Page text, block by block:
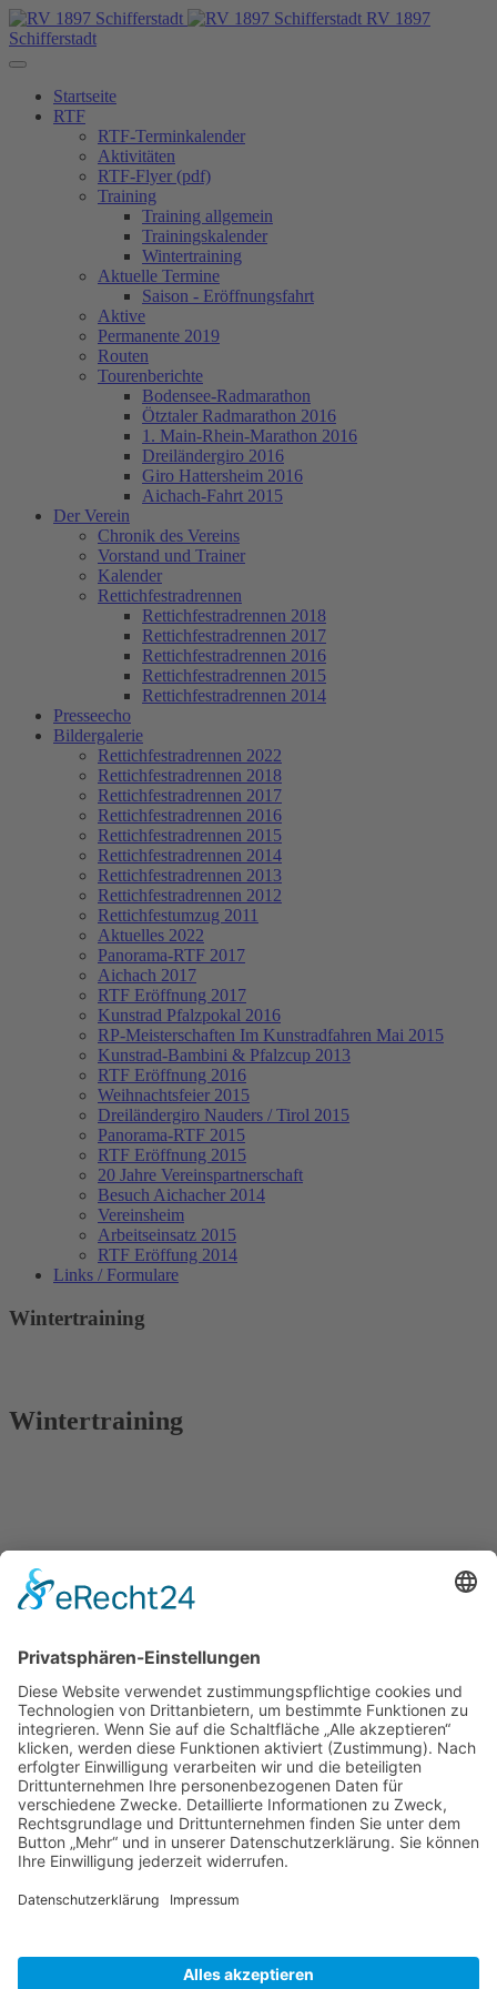
RV 1897
Schifferstadt
Startseite
RTF
RTF-Terminkalender
Aktivitäten
RTF-Flyer (pdf)
Training
Training allgemein
Trainingskalender
Wintertraining
Aktuelle Termine
Saison - Eröffnungsfahrt
Aktive
Permanente 2019
Routen
Tourenberichte
Bodensee-Radmarathon
Ötztaler Radmarathon 2016
1. Main-Rhein-Marathon 2016
Dreiländergiro 2016
Giro Hattersheim 2016
Aichach-Fahrt 2015
Der Verein
Chronik des Vereins
Vorstand und Trainer
Kalender
Rettichfestradrennen
Rettichfestradrennen 2018
Rettichfestradrennen 2017
Rettichfestradrennen 2016
Rettichfestradrennen 2015
Rettichfestradrennen 2014
Presseecho
Bildergalerie
Rettichfestradrennen 2022
Rettichfestradrennen 2018
Rettichfestradrennen 2017
Rettichfestradrennen 2016
Rettichfestradrennen 2015
Rettichfestradrennen 2014
Rettichfestradrennen 2013
Rettichfestradrennen 2012
Rettichfestumzug 2011
Aktuelles 2022
Panorama-RTF 2017
Aichach 2017
RTF Eröffnung 2017
Kunstrad Pfalzpokal 2016
RP-Meisterschaften Im Kunstradfahren Mai 2015
Kunstrad-Bambini & Pfalzcup 2013
RTF Eröffnung 2016
Weihnachtsfeier 2015
Dreiländergiro Nauders / Tirol 2015
Panorama-RTF 2015
RTF Eröffnung 2015
20 Jahre Vereinspartnerschaft
Besuch Aichacher 2014
Vereinsheim
Arbeitseinsatz 2015
RTF Eröffung 2014
Links / Formulare
Wintertraining
Wintertraining
Spinningraum
Spinningraum
Aktuelle Seite:
Home
Training